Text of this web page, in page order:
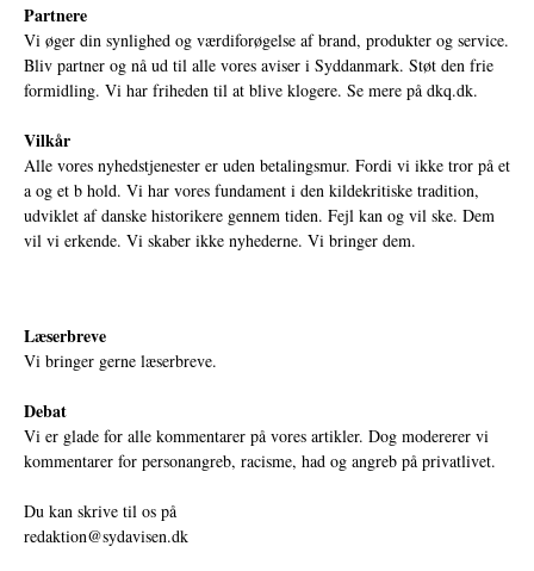
Partnere
Vi øger din synlighed og værdiforøgelse af brand, produkter og service.
Bliv partner og nå ud til alle vores aviser i Syddanmark. Støt den frie
formidling. Vi har friheden til at blive klogere. Se mere på dkq.dk.
Vilkår
Alle vores nyhedstjenester er uden betalingsmur. Fordi vi ikke tror på et
a og et b hold. Vi har vores fundament i den kildekritiske tradition,
udviklet af danske historikere gennem tiden. Fejl kan og vil ske. Dem
vil vi erkende. Vi skaber ikke nyhederne. Vi bringer dem.
Læserbreve
Vi bringer gerne læserbreve.
Debat
Vi er glade for alle kommentarer på vores artikler. Dog modererer vi
kommentarer for personangreb, racisme, had og angreb på privatlivet.
Du kan skrive til os på
redaktion@sydavisen.dk